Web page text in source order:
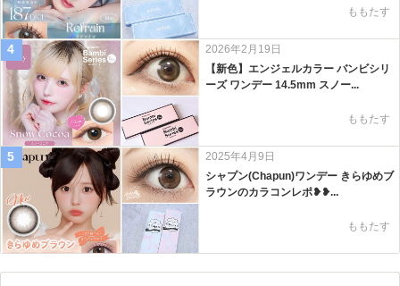
ももたす
4
2026年2月19日
【新色】エンジェルカラー バンビシリ
ーズ ワンデー 14.5mm スノー...
ももたす
5
2025年4月9日
シャプン(Chapun)ワンデー きらゆめブ
ラウンのカラコンレポ❥❥...
ももたす